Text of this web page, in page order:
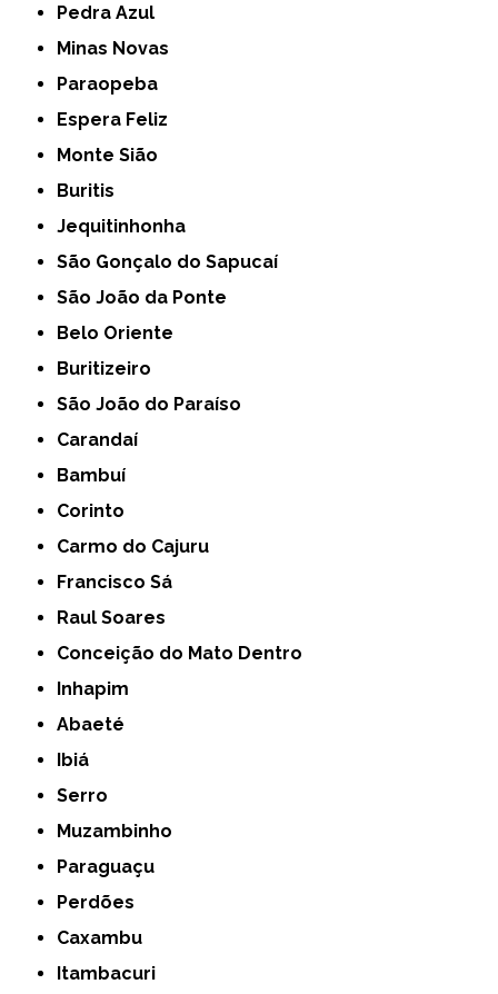
Pedra Azul
Minas Novas
Paraopeba
Espera Feliz
Monte Sião
Buritis
Jequitinhonha
São Gonçalo do Sapucaí
São João da Ponte
Belo Oriente
Buritizeiro
São João do Paraíso
Carandaí
Bambuí
Corinto
Carmo do Cajuru
Francisco Sá
Raul Soares
Conceição do Mato Dentro
Inhapim
Abaeté
Ibiá
Serro
Muzambinho
Paraguaçu
Perdões
Caxambu
Itambacuri